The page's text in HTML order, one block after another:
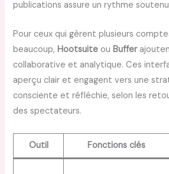
publications assure un rythme
Pour ceux qui gèrent plusieurs
beaucoup,Hootsuite ouBuffer
collaborative et analytique. Ces
aperçu clair et engagent vers une
consciente et réfléchie, selon les
des spectateurs.
Outil Fonctions clés